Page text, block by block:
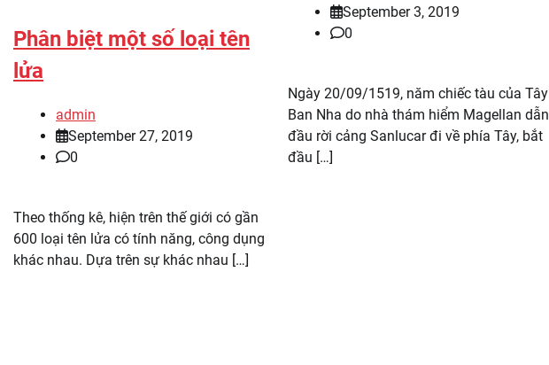
Phân biệt một số loại tên
lửa
admin
September 27, 2019
0
Theo thống kê, hiện trên thế giới có gần
600 loại tên lửa có tính năng, công dụng
khác nhau. Dựa trên sự khác nhau […]
September 3, 2019
0
Ngày 20/09/1519, năm chiếc tàu của Tây
Ban Nha do nhà thám hiểm Magellan dẫn
đầu rời cảng Sanlucar đi về phía Tây, bắt
đầu […]